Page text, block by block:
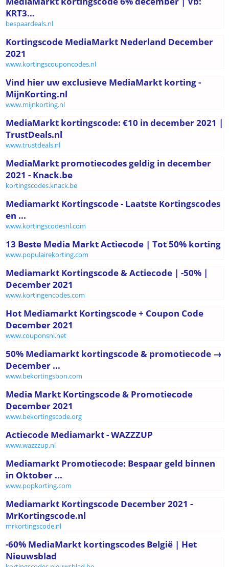
KRT3…
bespaardeals.nl
Kortingscode MediaMarkt Nederland December
2021
www.kortingscouponcodes.nl
Vind hier uw exclusieve MediaMarkt korting -
MijnKorting.nl
www.mijnkorting.nl
MediaMarkt kortingscode: €10 in december 2021 |
TrustDeals.nl
www.trustdeals.nl
MediaMarkt promotiecodes geldig in december
2021 - Knack.be
kortingscodes.knack.be
Mediamarkt Kortingscode - Laatste Kortingscodes
en ...
www.kortingscodesnl.com
13 Beste Media Markt Actiecode | Tot 50% korting
www.populairekorting.com
Mediamarkt Kortingscode & Actiecode | -50% |
December 2021
www.kortingencodes.com
Hot Mediamarkt Kortingscode + Coupon Code
December 2021
www.couponsnl.net
50% Mediamarkt kortingscode & promotiecode →
December ...
www.bekortingsbon.com
Media Markt Kortingscode & Promotiecode
December 2021
www.bekortingscode.org
Actiecode Mediamarkt - WAZZZUP
www.wazzzup.nl
Mediamarkt Promotiecode: Bespaar geld binnen
in Oktober ...
www.popkorting.com
Mediamarkt Kortingscode December 2021 -
MrKortingscode.nl
mrkortingscode.nl
-60% MediaMarkt kortingscodes België | Het
Nieuwsblad